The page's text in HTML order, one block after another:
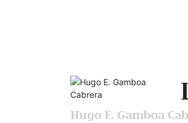
Hugo E. Gamboa